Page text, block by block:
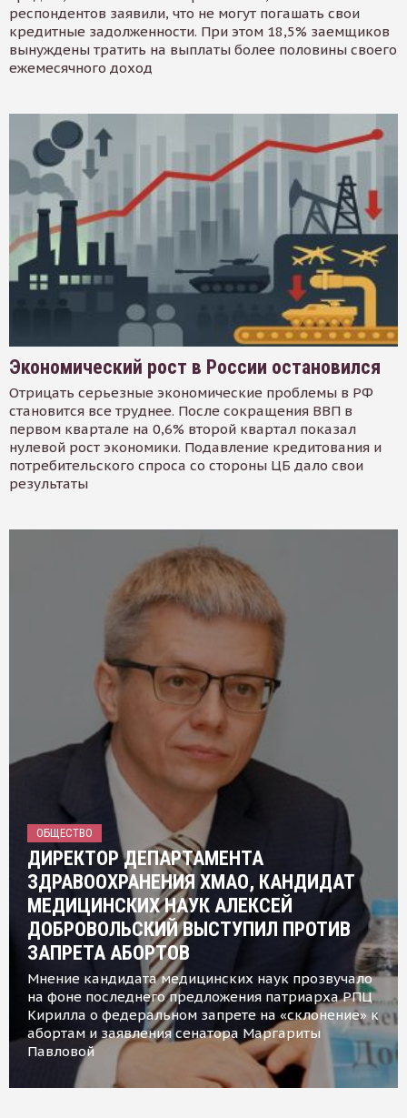
респондентов заявили, что не могут погашать свои
кредитные задолженности. При этом 18,5% заемщиков
вынуждены тратить на выплаты более половины своего
ежемесячного доход
Экономический рост в России остановился
Отрицать серьезные экономические проблемы в РФ
становится все труднее. После сокращения ВВП в
первом квартале на 0,6% второй квартал показал
нулевой рост экономики. Подавление кредитования и
потребительского спроса со стороны ЦБ дало свои
результаты
ОБЩЕСТВО
ДИРЕКТОР ДЕПАРТАМЕНТА
ЗДРАВООХРАНЕНИЯ ХМАО, КАНДИДАТ
МЕДИЦИНСКИХ НАУК АЛЕКСЕЙ
ДОБРОВОЛЬСКИЙ ВЫСТУПИЛ ПРОТИВ
ЗАПРЕТА АБОРТОВ
Мнение кандидата медицинских наук прозвучало
на фоне последнего предложения патриарха РПЦ
Кирилла о федеральном запрете на «склонение» к
абортам и заявления сенатора Маргариты
Павловой